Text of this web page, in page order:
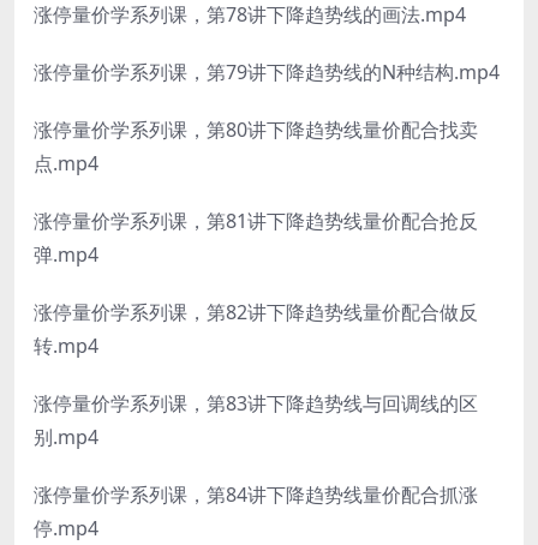
涨停量价学系列课，第78讲下降趋势线的画法.mp4
涨停量价学系列课，第79讲下降趋势线的N种结构.mp4
涨停量价学系列课，第80讲下降趋势线量价配合找卖
点.mp4
涨停量价学系列课，第81讲下降趋势线量价配合抢反
弹.mp4
涨停量价学系列课，第82讲下降趋势线量价配合做反
转.mp4
涨停量价学系列课，第83讲下降趋势线与回调线的区
别.mp4
涨停量价学系列课，第84讲下降趋势线量价配合抓涨
停.mp4